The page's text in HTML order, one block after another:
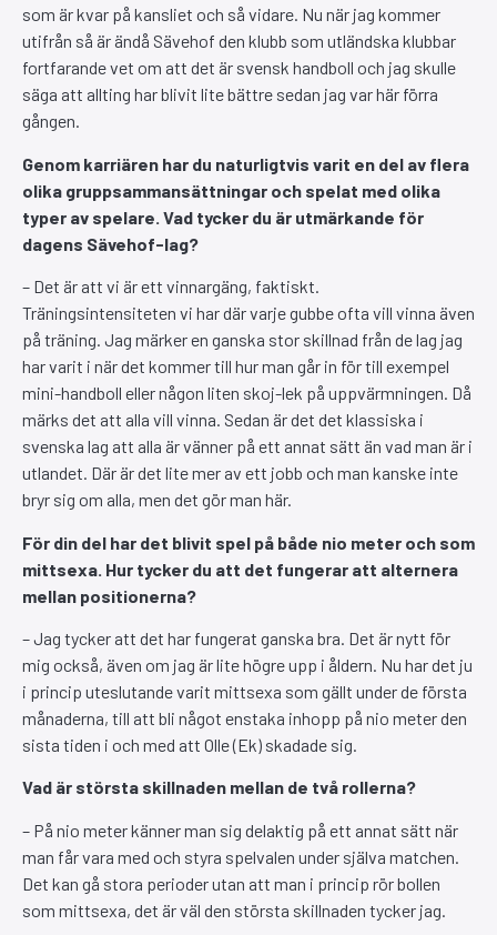
som är kvar på kansliet och så vidare. Nu när jag kommer
utifrån så är ändå Sävehof den klubb som utländska klubbar
fortfarande vet om att det är svensk handboll och jag skulle
säga att allting har blivit lite bättre sedan jag var här förra
gången.
Genom karriären har du naturligtvis varit en del av flera
olika gruppsammansättningar och spelat med olika
typer av spelare. Vad tycker du är utmärkande för
dagens Sävehof-lag?
– Det är att vi är ett vinnargäng, faktiskt.
Träningsintensiteten vi har där varje gubbe ofta vill vinna även
på träning. Jag märker en ganska stor skillnad från de lag jag
har varit i när det kommer till hur man går in för till exempel
mini-handboll eller någon liten skoj-lek på uppvärmningen. Då
märks det att alla vill vinna. Sedan är det det klassiska i
svenska lag att alla är vänner på ett annat sätt än vad man är i
utlandet. Där är det lite mer av ett jobb och man kanske inte
bryr sig om alla, men det gör man här.
För din del har det blivit spel på både nio meter och som
mittsexa. Hur tycker du att det fungerar att alternera
mellan positionerna?
– Jag tycker att det har fungerat ganska bra. Det är nytt för
mig också, även om jag är lite högre upp i åldern. Nu har det ju
i princip uteslutande varit mittsexa som gällt under de första
månaderna, till att bli något enstaka inhopp på nio meter den
sista tiden i och med att Olle (Ek) skadade sig.
Vad är största skillnaden mellan de två rollerna?
– På nio meter känner man sig delaktig på ett annat sätt när
man får vara med och styra spelvalen under själva matchen.
Det kan gå stora perioder utan att man i princip rör bollen
som mittsexa, det är väl den största skillnaden tycker jag.